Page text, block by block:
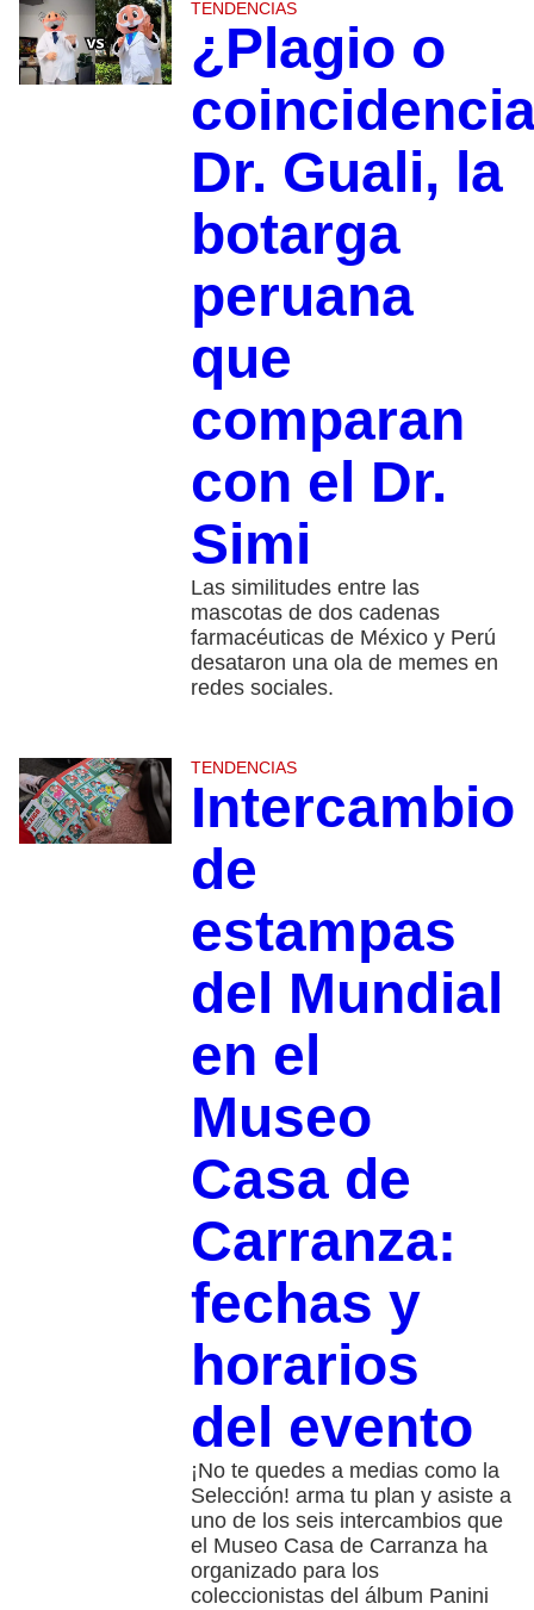
TENDENCIAS
¿Plagio o
Dr. Guali, la
botarga
peruana
que
comparan
con el Dr.
Simi
Las similitudes entre las
mascotas de dos cadenas
farmacéuticas de México y Perú
desataron una ola de memes en
redes sociales.
TENDENCIAS
Intercambio
de
estampas
del Mundial
en el
Museo
Casa de
Carranza:
fechas y
horarios
del evento
¡No te quedes a medias como la
Selección! arma tu plan y asiste a
uno de los seis intercambios que
el Museo Casa de Carranza ha
organizado para los
coleccionistas del álbum Panini